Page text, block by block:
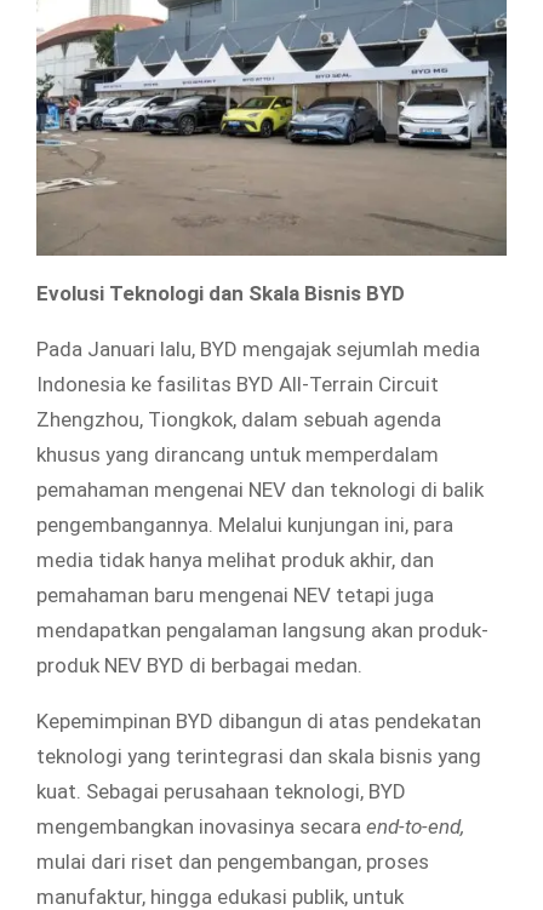
Evolusi Teknologi dan Skala Bisnis BYD
Pada Januari lalu, BYD mengajak sejumlah media
Indonesia ke fasilitas BYD All-Terrain Circuit
Zhengzhou, Tiongkok, dalam sebuah agenda
khusus yang dirancang untuk memperdalam
pemahaman mengenai NEV dan teknologi di balik
pengembangannya. Melalui kunjungan ini, para
media tidak hanya melihat produk akhir, dan
pemahaman baru mengenai NEV tetapi juga
mendapatkan pengalaman langsung akan produk-
produk NEV BYD di berbagai medan.
Kepemimpinan BYD dibangun di atas pendekatan
teknologi yang terintegrasi dan skala bisnis yang
kuat. Sebagai perusahaan teknologi, BYD
mengembangkan inovasinya secara end-to-end,
mulai dari riset dan pengembangan, proses
manufaktur, hingga edukasi publik, untuk